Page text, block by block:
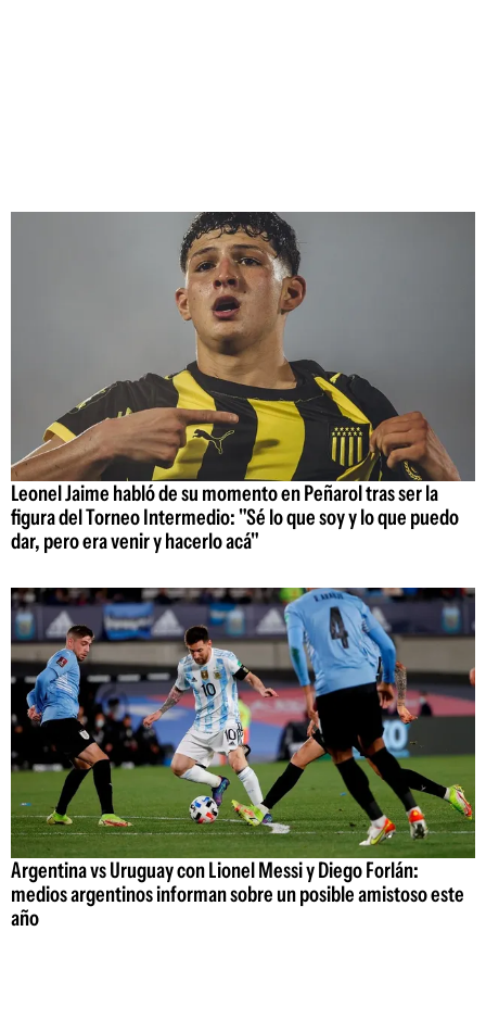
Leonel Jaime habló de su momento en Peñarol tras ser la
figura del Torneo Intermedio: "Sé lo que soy y lo que puedo
dar, pero era venir y hacerlo acá"
Argentina vs Uruguay con Lionel Messi y Diego Forlán:
medios argentinos informan sobre un posible amistoso este
año